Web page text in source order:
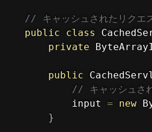
// キャッシュされたリク
public
class
private
public
// キャッシュさ
            input
= new
}